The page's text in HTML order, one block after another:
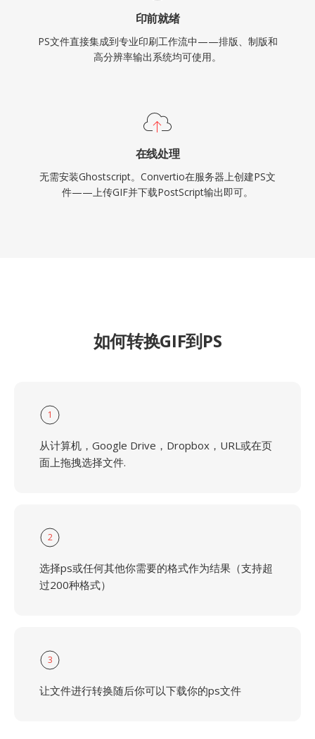
印前就绪
PS文件直接集成到专业印刷工作流中——排版、制版和
高分辨率输出系统均可使用。
在线处理
无需安装Ghostscript。Convertio在服务器上创建PS文
件——上传GIF并下载PostScript输出即可。
如何转换GIF到PS
1
从计算机，Google Drive，Dropbox，URL或在页
面上拖拽选择文件.
2
选择ps或任何其他你需要的格式作为结果（支持超
过200种格式）
3
让文件进行转换随后你可以下载你的ps文件